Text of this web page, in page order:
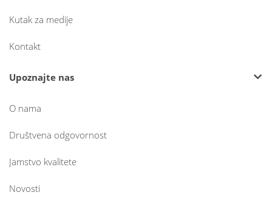
Kutak za medije
Kontakt
Upoznajte nas
O nama
Društvena odgovornost
Jamstvo kvalitete
Novosti